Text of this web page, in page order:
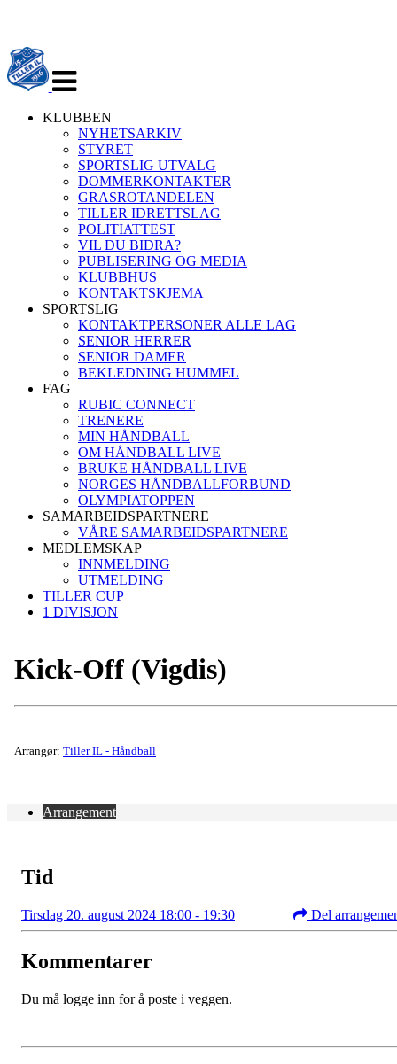
navigasjon
KLUBBEN
NYHETSARKIV
STYRET
SPORTSLIG UTVALG
DOMMERKONTAKTER
GRASROTANDELEN
TILLER IDRETTSLAG
POLITIATTEST
VIL DU BIDRA?
PUBLISERING OG MEDIA
KLUBBHUS
KONTAKTSKJEMA
SPORTSLIG
KONTAKTPERSONER ALLE LAG
SENIOR HERRER
SENIOR DAMER
BEKLEDNING HUMMEL
FAG
RUBIC CONNECT
TRENERE
MIN HÅNDBALL
OM HÅNDBALL LIVE
BRUKE HÅNDBALL LIVE
NORGES HÅNDBALLFORBUND
OLYMPIATOPPEN
SAMARBEIDSPARTNERE
VÅRE SAMARBEIDSPARTNERE
MEDLEMSKAP
INNMELDING
UTMELDING
TILLER CUP
1 DIVISJON
Kick-Off (Vigdis)
Arrangør: Tiller IL - Håndball
Arrangement
Tid
Tirsdag 20. august 2024 18:00 - 19:30 Del
Kommentarer
Du må logge inn for å poste i veggen.